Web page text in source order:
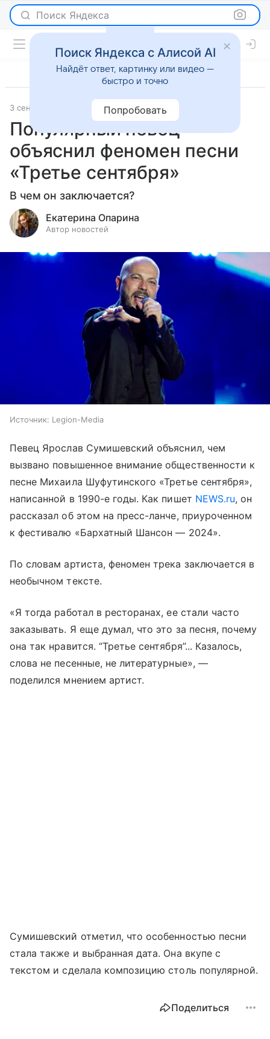
Поиск Яндекса
3 сентября 2024 Светская жизнь
Популярный певец
объяснил феномен песни
«Третье сентября»
В чем он заключается?
Екатерина Опарина
Автор новостей
Источник: Legion-Media
Певец Ярослав Сумишевский объяснил, чем
вызвано повышенное внимание общественности к
песне Михаила Шуфутинского «Третье сентября»,
написанной в 1990-е годы. Как пишет NEWS.ru, он
рассказал об этом на пресс-ланче, приуроченном
к фестивалю «Бархатный Шансон — 2024».
По словам артиста, феномен трека заключается в
необычном тексте.
«Я тогда работал в ресторанах, ее стали часто
заказывать. Я еще думал, что это за песня, почему
она так нравится. “Третье сентября”... Казалось,
слова не песенные, не литературные», —
поделился мнением артист.
Сумишевский отметил, что особенностью песни
стала также и выбранная дата. Она вкупе с
текстом и сделала композицию столь популярной.
Поделиться
Поиск Яндекса с Алисой AI
Найдёт ответ, картинку или видео —
быстро и точно
Попробовать